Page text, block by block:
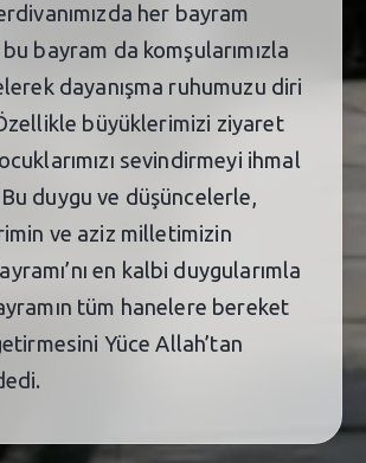
her bayram
bayram da komşularımızla
dayanışma ruhumuzu diri
büyüklerimizi ziyaret
sevindirmeyi ihmal
duygu ve düşüncelerle,
ve aziz milletimizin
en kalbi duygularımla
tüm hanelere bereket
Yüce Allah’tan